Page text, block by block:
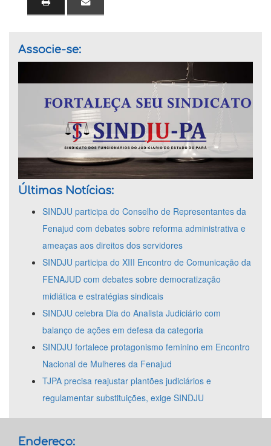
Associe-se:
Últimas Notícias:
SINDJU participa do Conselho de Representantes da
Fenajud com debates sobre reforma administrativa e
ameaças aos direitos dos servidores
SINDJU participa do XIII Encontro de Comunicação da
FENAJUD com debates sobre democratização
midiática e estratégias sindicais
SINDJU celebra Dia do Analista Judiciário com
balanço de ações em defesa da categoria
SINDJU fortalece protagonismo feminino em Encontro
Nacional de Mulheres da Fenajud
TJPA precisa reajustar plantões judiciários e
regulamentar substituições, exige SINDJU
Endereço: